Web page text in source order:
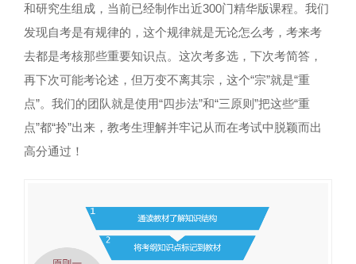
和研究生组成，当前已经制作出近300门精华版课程。我们
发现自考是有规律的，这个规律就是无论怎么考，考来考
去都是考核那些重要知识点。这次考多选，下次考简答，
再下次可能考论述，但万变不离其宗，这个“宗”就是“重
点”。我们的团队就是使用“四步法”和“三原则”把这些“重
点”都“拎”出来，教考生理解并牢记从而在考试中脱颖而出
高分通过！